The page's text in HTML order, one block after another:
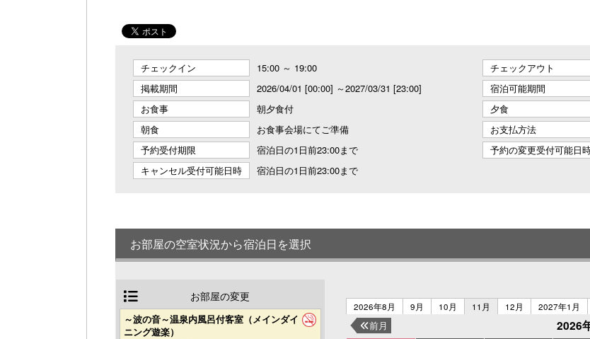
チェックイン 15:00 ～ 19:00 チェックアウト
掲載期間
2026/04/01 [00:00] ～2027/03/31 [23:00] 宿泊可能期間
お食事
朝夕食付 夕食
朝食
お食事会場にてご準備 お支払方法
予約受付期限
宿泊日の1日前23:00まで 予約の変更受付可能日
キャンセル受付可能日時
宿泊日の1日前23:00まで
お部屋の空室状況から宿泊日を選択
お部屋の変更
～波の音～温泉内風呂付客室（メインダイ
ニング遊楽）
2026年8月
9月 10月 11月 12月 2027年1月
2026
前月